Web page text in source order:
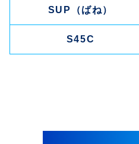
SUP（ばね）
S45C